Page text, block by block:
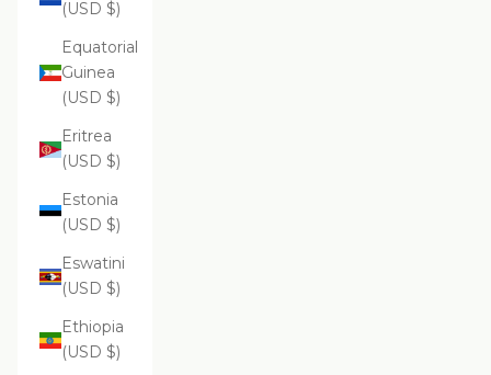
(USD $)
Equatorial
Guinea
(USD $)
Eritrea
(USD $)
Estonia
(USD $)
Eswatini
(USD $)
Ethiopia
(USD $)